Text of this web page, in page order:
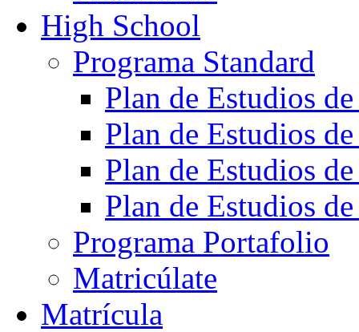
High School
Programa Standard
Plan de Estudios de
Plan de Estudios de
Plan de Estudios de
Plan de Estudios de
Programa Portafolio
Matricúlate
Matrícula